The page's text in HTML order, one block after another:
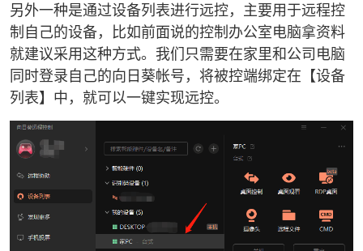
另外一种是通过设备列表进行远控，主要用于远程控
制自己的设备，比如前面说的控制办公室电脑拿资料
就建议采用这种方式。我们只需要在家里和公司电脑
同时登录自己的向日葵帐号，将被控端绑定在【设备
列表】中，就可以一键实现远控。